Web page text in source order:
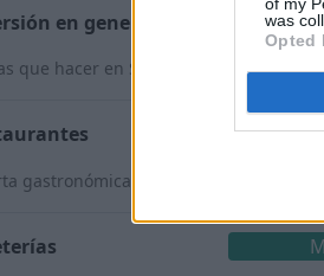
was
Opted
en general
que hacer en Sorocaba?
gastronómica?